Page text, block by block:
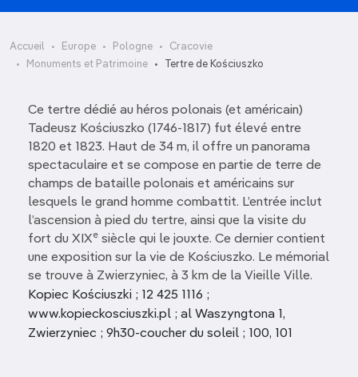
Accueil Europe Pologne
Cracovie
Monuments et Patrimoine
Tertre de Kościuszko
Ce tertre dédié au héros polonais (et américain)
Tadeusz Kościuszko (1746-1817) fut élevé entre
1820 et 1823. Haut de 34 m, il offre un panorama
spectaculaire et se compose en partie de terre de
champs de bataille polonais et américains sur
lesquels le grand homme combattit. L’entrée inclut
l’ascension à pied du tertre, ainsi que la visite du
fort du XIXe siècle qui le jouxte. Ce dernier contient
une exposition sur la vie de Kościuszko. Le mémorial
se trouve à Zwierzyniec, à 3 km de la Vieille Ville.
Kopiec Kościuszki ; 12 425 1116 ;
www.kopieckosciuszki.pl ; al Waszyngtona 1,
Zwierzyniec ; 9h30-coucher du soleil ; 100, 101